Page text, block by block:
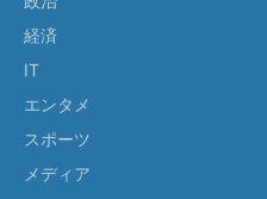
経済
IT
エンタメ
スポーツ
メディア